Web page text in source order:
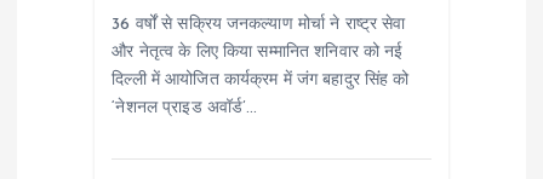
36 वर्षों से सक्रिय जनकल्याण मोर्चा ने राष्ट्र सेवा
और नेतृत्व के लिए किया सम्मानित शनिवार को नई
दिल्ली में आयोजित कार्यक्रम में जंग बहादुर सिंह को
‘नेशनल प्राइड अवॉर्ड’…